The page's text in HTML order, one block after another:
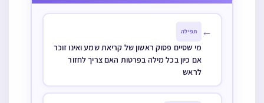
ולא אמר ‘וחננו
צריך לחזור
שעמד בשמו”ע
עכשיו
← תפילה
מי שסיים פסוק ראשון של קריאת שמע ואינו זוכר
אם כיון בכל מילה בפרטות האם צריך לחזור
לראש